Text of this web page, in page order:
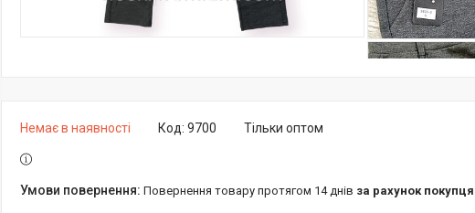
Немає в наявності Тільки оптом
Код: 9700
повернення товару протягом 14 днів за рахунок покупця